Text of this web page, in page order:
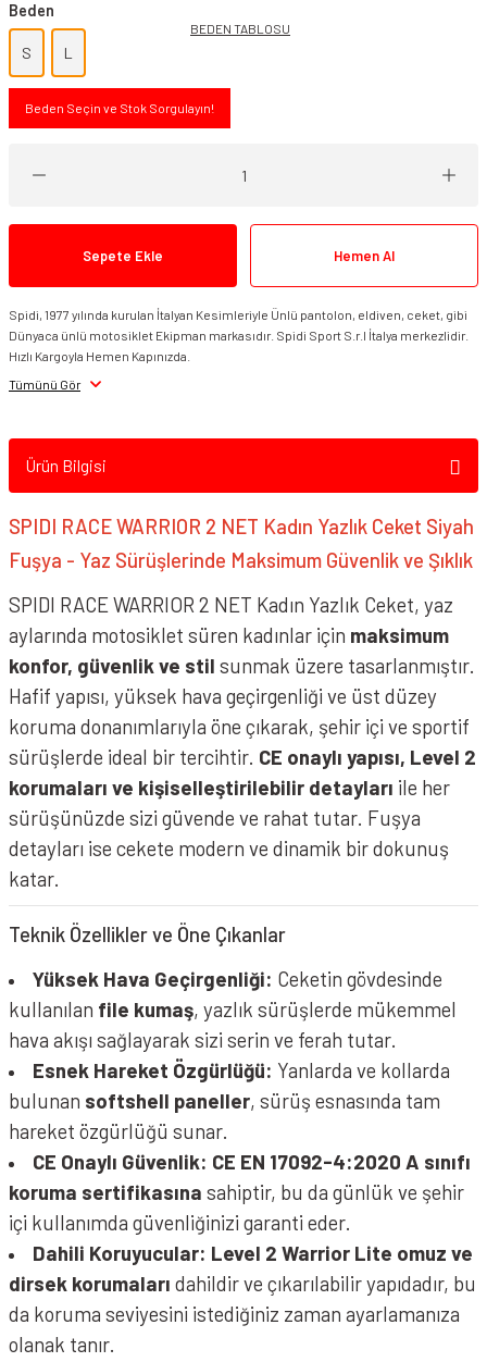
Beden
S L
BEDEN TABLOSU
Beden Seçin ve Stok Sorgulayın!
Sepete Ekle Hemen Al
Spidi, 1977 yılında kurulan İtalyan Kesimleriyle Ünlü pantolon, eldiven, ceket, gibi
Dünyaca ünlü motosiklet Ekipman markasıdır. Spidi Sport S.r.l İtalya merkezlidir.
Hızlı Kargoyla Hemen Kapınızda.
Tümünü Gör
Ürün Bilgisi
SPIDI RACE WARRIOR 2 NET Kadın Yazlık Ceket Siyah
Fuşya - Yaz Sürüşlerinde Maksimum Güvenlik ve Şıklık
SPIDI RACE WARRIOR 2 NET Kadın Yazlık Ceket, yaz
aylarında motosiklet süren kadınlar için maksimum
konfor, güvenlik ve stil sunmak üzere tasarlanmıştır.
Hafif yapısı, yüksek hava geçirgenliği ve üst düzey
koruma donanımlarıyla öne çıkarak, şehir içi ve sportif
sürüşlerde ideal bir tercihtir. CE onaylı yapısı, Level 2
korumaları ve kişiselleştirilebilir detayları ile her
sürüşünüzde sizi güvende ve rahat tutar. Fuşya
detayları ise cekete modern ve dinamik bir dokunuş
katar.
Teknik Özellikler ve Öne Çıkanlar
Yüksek Hava Geçirgenliği: Ceketin gövdesinde
kullanılan file kumaş, yazlık sürüşlerde mükemmel
hava akışı sağlayarak sizi serin ve ferah tutar.
Esnek Hareket Özgürlüğü: Yanlarda ve kollarda
bulunan softshell paneller, sürüş esnasında tam
hareket özgürlüğü sunar.
CE Onaylı Güvenlik: CE EN 17092-4:2020 A sınıfı
koruma sertifikasına sahiptir, bu da günlük ve şehir
içi kullanımda güvenliğinizi garanti eder.
Dahili Koruyucular: Level 2 Warrior Lite omuz ve
dirsek korumaları dahildir ve çıkarılabilir yapıdadır, bu
da koruma seviyesini istediğiniz zaman ayarlamanıza
olanak tanır.